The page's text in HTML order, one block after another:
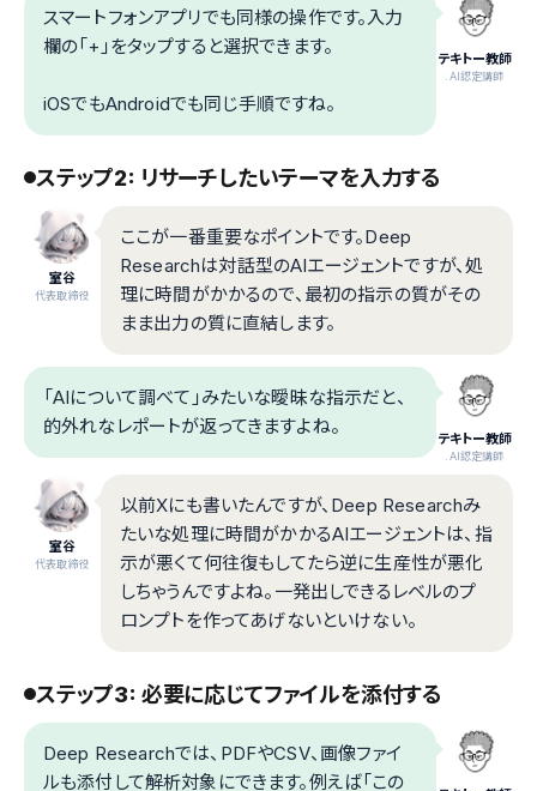
テキトー教師
.AI認定講師
スマートフォンアプリでも同様の操作です。入力
欄の「+」をタップすると選択できます。
iOSでもAndroidでも同じ手順ですね。
ステップ2: リサーチしたいテーマを入力する
室谷
代表取締役
ここが一番重要なポイントです。Deep
Researchは対話型のAIエージェントですが、処
理に時間がかかるので、最初の指示の質がその
まま出力の質に直結します。
テキトー教師
.AI認定講師
「AIについて調べて」みたいな曖昧な指示だと、
的外れなレポートが返ってきますよね。
室谷
代表取締役
以前Xにも書いたんですが、Deep Researchみ
たいな処理に時間がかかるAIエージェントは、指
示が悪くて何往復もしてたら逆に生産性が悪化
しちゃうんですよね。一発出しできるレベルのプ
ロンプトを作ってあげないといけない。
ステップ3: 必要に応じてファイルを添付する
Deep Researchでは、PDFやCSV、画像ファイ
ルも添付して解析対象にできます。例えば「この